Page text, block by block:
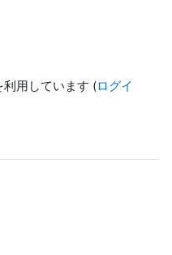
用しています (ログイ